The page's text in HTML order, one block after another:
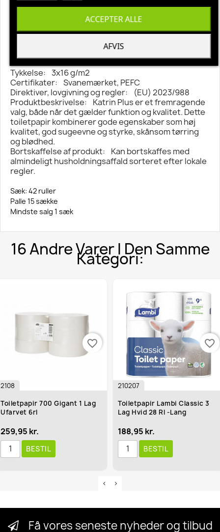
Ingredienser/sammensætning: nyfiber
Antal lag: 3-lags
Tykkelse: 3x16 g/m2
Certifikater: Svanemærket, PEFC
Direktiver, lovgivning og regler: (EU) 2023/988
Produktbeskrivelse: Katrin Plus er et fremragende
valg, både når det gælder funktion og kvalitet. Dette
toiletpapir kombinerer gode egenskaber som høj
kvalitet, god sugeevne og styrke, skånsom tørring
og blødhed.
Bortskaffelse af produkt: Kan bortskaffes med
almindeligt husholdningsaffald sorteret efter lokale
regler.
Sæk: 42 ruller
Palle 15 sække
Mindste salg 1 sæk
16 Andre Varer I Den Samme
Kategori:
2108
Toiletpapir 700 Gigant 1 Lag
Ufarvet 6rl
259,95 kr.
BESTIL
favorite_border
210207
Toiletpapir Lambi Classic 3
Lag Hvid 28 Rl -Lang
188,95 kr.
BESTIL
favorite_border
Få vores seneste nyheder og tilbud
AFVIS
ACCEPTER ALLE